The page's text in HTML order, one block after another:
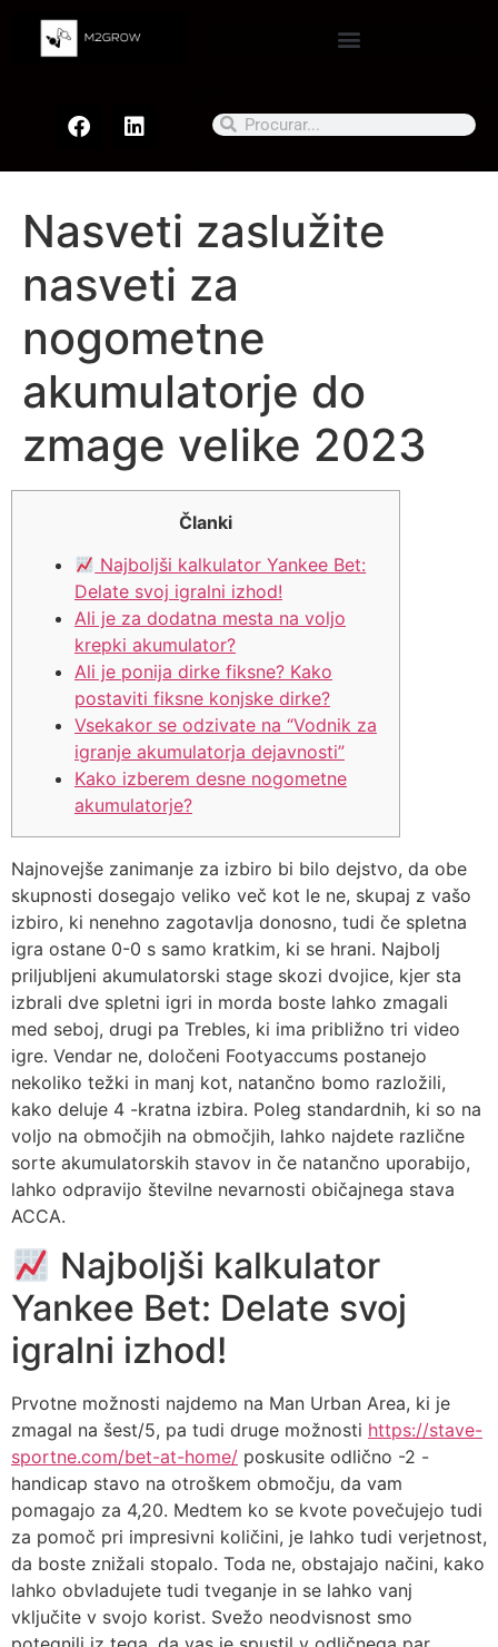
Nasveti zaslužite
nasveti za
nogometne
akumulatorje do
zmage velike 2023
Članki
Najboljši kalkulator Yankee Bet:
Delate svoj igralni izhod!
Ali je za dodatna mesta na voljo
krepki akumulator?
Ali je ponija dirke fiksne? Kako
postaviti fiksne konjske dirke?
Vsekakor se odzivate na “Vodnik za
igranje akumulatorja dejavnosti”
Kako izberem desne nogometne
akumulatorje?
Najnovejše zanimanje za izbiro bi bilo dejstvo, da obe
skupnosti dosegajo veliko več kot le ne, skupaj z vašo
izbiro, ki nenehno zagotavlja donosno, tudi če spletna
igra ostane 0-0 s samo kratkim, ki se hrani. Najbolj
priljubljeni akumulatorski stage skozi dvojice, kjer sta
izbrali dve spletni igri in morda boste lahko zmagali
med seboj, drugi pa Trebles, ki ima približno tri video
igre. Vendar ne, določeni Footyaccums postanejo
nekoliko težki in manj kot, natančno bomo razložili,
kako deluje 4 -kratna izbira. Poleg standardnih, ki so na
voljo na območjih na območjih, lahko najdete različne
sorte akumulatorskih stavov in če natančno uporabijo,
lahko odpravijo številne nevarnosti običajnega stava
ACCA.
Najboljši kalkulator
Yankee Bet: Delate svoj
igralni izhod!
Prvotne možnosti najdemo na Man Urban Area, ki je
zmagal na šest/5, pa tudi druge možnosti https://stave-
sportne.com/bet-at-home/ poskusite odlično -2 -
handicap stavo na otroškem območju, da vam
pomagajo za 4,20. Medtem ko se kvote povečujejo tudi
za pomoč pri impresivni količini, je lahko tudi verjetnost,
da boste znižali stopalo. Toda ne, obstajajo načini, kako
lahko obvladujete tudi tveganje in se lahko vanj
vključite v svojo korist. Svežo neodvisnost smo